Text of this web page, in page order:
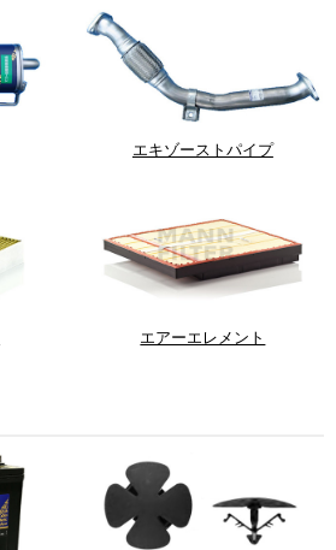
エキゾーストパイプ
エアーエレメント